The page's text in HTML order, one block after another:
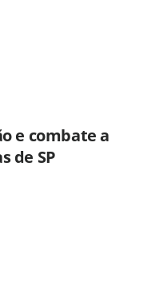
e combate a
de SP